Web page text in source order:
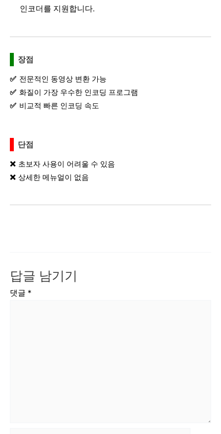
인코더를 지원합니다.
장점
전문적인 동영상 변환 가능
화질이 가장 우수한 인코딩 프로그램
비교적 빠른 인코딩 속도
단점
초보자 사용이 어려울 수 있음
상세한 메뉴얼이 없음
답글 남기기
댓글 *